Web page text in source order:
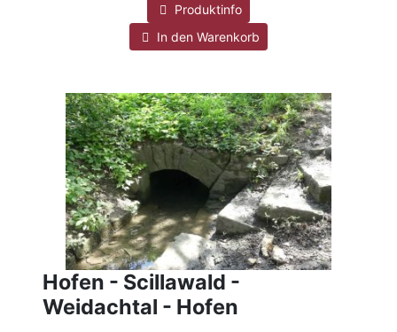
Produktinfo
In den Warenkorb
Hofen - Scillawald -
Weidachtal - Hofen